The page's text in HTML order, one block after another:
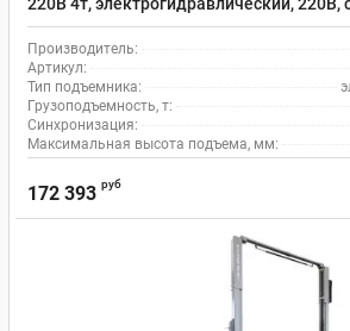
синхронизацией, 110-1800 мм
Производитель:
Артикул:
Тип подъемника:
Грузоподъемность, т:
Синхронизация:
Максимальная высота подъема, мм:
172 393 руб